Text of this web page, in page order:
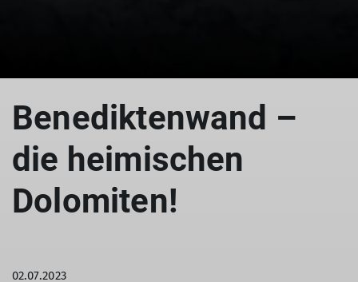
Benediktenwand –
die heimischen
Dolomiten!
02.07.2023